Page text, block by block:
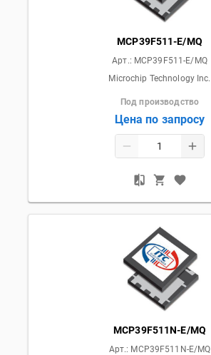
MCP39F511-E/MQ
Арт.: MCP39F511-E/MQ
Microchip Technology Inc.
Под производство
Цена по запросу
MCP39F511N-E/MQ
Арт.: MCP39F511N-E/MQ